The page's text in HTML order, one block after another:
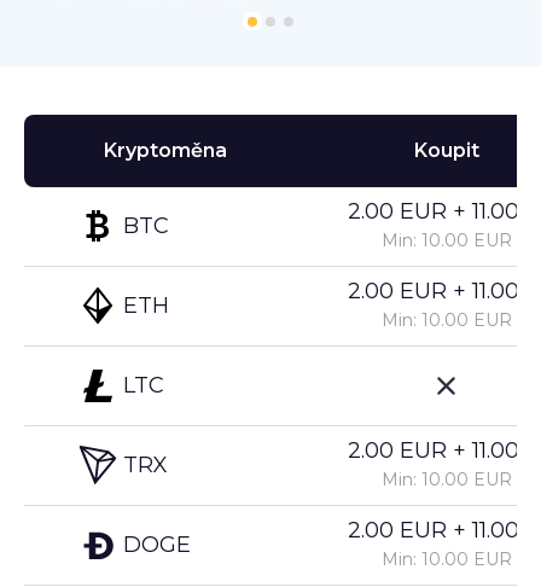
Kryptoměna
BTC
ETH
LTC
TRX
DOGE
Koupit
2.00 EUR +
Min: 10.00 EUR
2.00 EUR +
Min: 10.00 EUR
2.00 EUR +
Min: 10.00 EUR
2.00 EUR +
Min: 10.00 EUR